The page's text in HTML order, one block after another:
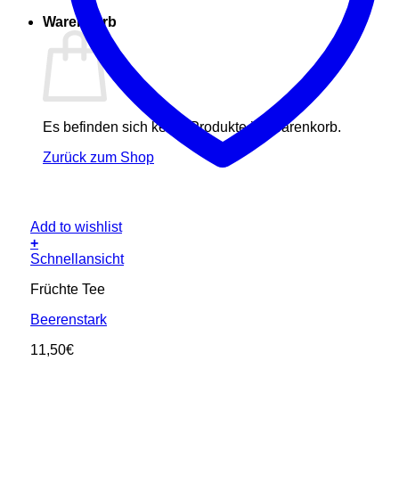
Warenkorb
Es befinden sich keine Produkte im Warenkorb.
Zurück zum Shop
Add to wishlist
+
Schnellansicht
Früchte Tee
Beerenstark
11,50€